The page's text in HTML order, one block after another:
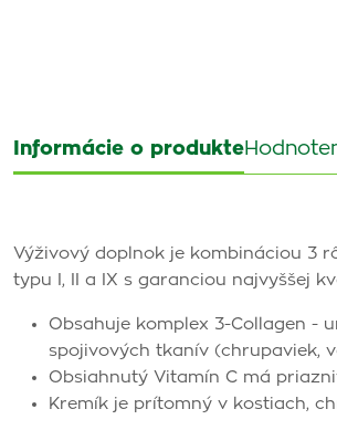
Informácie o produkte
Výživový doplnok je kombináciou 3
typu I, II a IX s garanciou najvyššej
Obsahuje komplex 3-Collagen -
spojivových tkanív (chrupaviek,
Obsiahnutý Vitamín C má
Kremík je prítomný v kostiach,